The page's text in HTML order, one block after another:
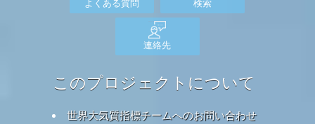
よくある質問 検索
連絡先
このプロジェクトについて
世界大気質指標チームへのお問い合わせ